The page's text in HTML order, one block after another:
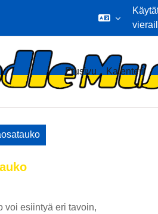
Etusivu Kalenteri
voi esiintyä eri tavoin,